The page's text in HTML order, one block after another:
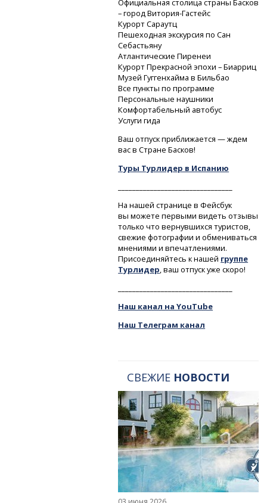
Официальная столица страны Басков
– городВитория-Гастейс
Курорт Сараутц
Пешеходная экскурсия по Сан
Себастьяну
Атлантические Пиренеи
Курорт Прекрасной эпохи – Биарриц
Музей Гуггенхайма в Бильбао
Все пункты по программе
Персональные наушники
Комфортабельный автобус
Услуги гида
Ваш отпуск приближается — ждем
вас в Стране Басков!
Туры Турлидер в Испанию
На нашей странице в Фейсбук
вы можете первыми видеть отзывы
только что вернувшихся туристов,
свежие фотографии и обмениваться
мнениями и впечатлениями.
Присоединяйтесь к нашей группе
Турлидер, ваш отпуск уже скоро!
Наш канал на YouTube
Наш Телеграм канал
СВЕЖИЕ НОВОСТИ